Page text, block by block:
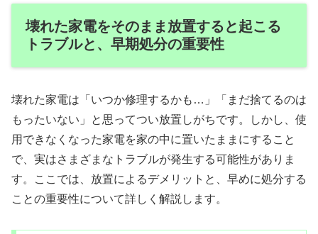
壊れた家電をそのまま放置すると起こる
トラブルと、早期処分の重要性
壊れた家電は「いつか修理するかも…」「まだ捨てるのは
もったいない」と思ってつい放置しがちです。しかし、使
用できなくなった家電を家の中に置いたままにすること
で、実はさまざまなトラブルが発生する可能性がありま
す。ここでは、放置によるデメリットと、早めに処分する
ことの重要性について詳しく解説します。